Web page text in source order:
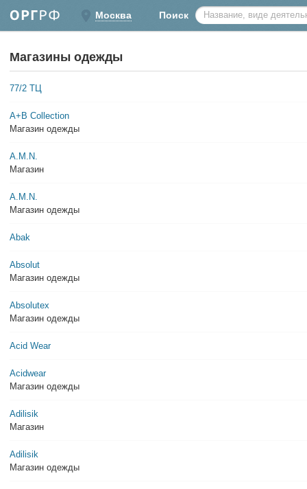
Москва Поиск
Магазины одежды
77/2 ТЦ
A+B Collection
Магазин одежды
A.M.N.
Магазин
A.M.N.
Магазин одежды
Abak
Absolut
Магазин одежды
Absolutex
Магазин одежды
Acid Wear
Acidwear
Магазин одежды
Adilisik
Магазин
Adilisik
Магазин одежды